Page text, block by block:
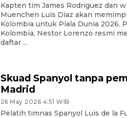
Kapten tim James Rodriguez dan
Muenchen Luis Diaz akan
Kolombia untuk Piala Dunia 2026.
Kolombia, Nestor Lorenzo resmi
daftar ...
Skuad Spanyol tanpa
Madrid
26 May 2026 4:51 WIB
Pelatih timnas Spanyol Luis de la
Penggantian